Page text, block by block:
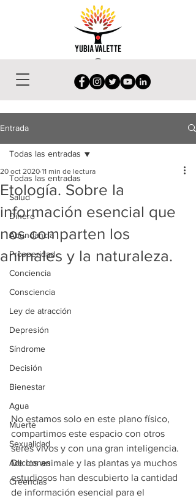
Entrada
Todas las entradas
Salud
Dinero
Abundancia
Prosperidad
Conciencia
Consciencia
Ley de atracción
Depresión
Síndrome
Decisión
Bienestar
Agua
Muerte
Sexualidad
Adicciones
Creencias
Todas las entradas
Etología. Sobre la
información esencial que
nos comparten los
animales y la naturaleza.
20 oct 2020 11 min de lectura
No estamos solo en este plano físico,
compartimos este espacio con otros
seres vivos y con una gran inteligencia.
De los animale y las plantas ya muchos
estudiosos han descubierto la cantidad
de información esencial para el